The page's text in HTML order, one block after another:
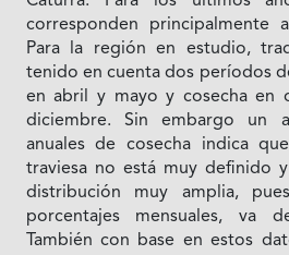
corresponden principalmente
Para la región en estudio,
tenido en cuenta dos períodos
en abril y mayo y cosecha en
diciembre. Sin embargo un
anuales de cosecha indica
traviesa no está muy definido
distribución muy amplia,
porcentajes mensuales, va
También con base en estos